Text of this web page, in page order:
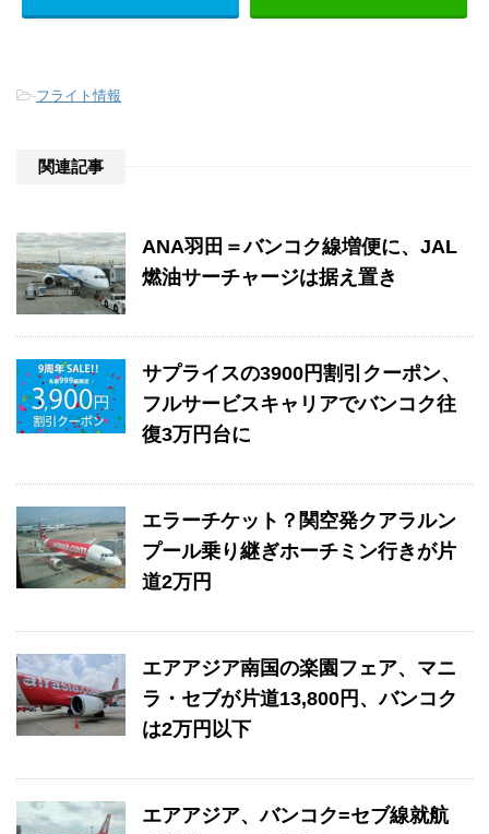
-フライト情報
関連記事
ANA羽田＝バンコク線増便に、JAL
燃油サーチャージは据え置き
サプライスの3900円割引クーポン、
フルサービスキャリアでバンコク往
復3万円台に
エラーチケット？関空発クアラルン
プール乗り継ぎホーチミン行きが片
道2万円
エアアジア南国の楽園フェア、マニ
ラ・セブが片道13,800円、バンコク
は2万円以下
エアアジア、バンコク=セブ線就航